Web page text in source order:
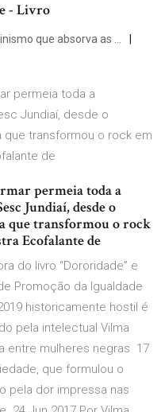
- Livro
que absorva as ...
permeia toda a
Jundiaí, desde o
transformou o rock em
de
permeia toda a
Jundiaí, desde o
que transformou o rock
Ecofalante de
do livro “Dororidade” e
Promoção da Igualdade
historicamente hostil é
pela intelectual Vilma
entre mulheres negras 17
que formulou o
pela dor impressa nas